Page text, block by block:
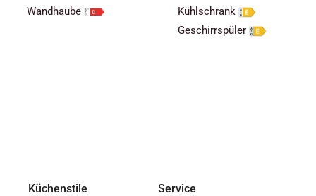
Wandhaube
Kühlschrank
Geschirrspüler
Küchenstile Service